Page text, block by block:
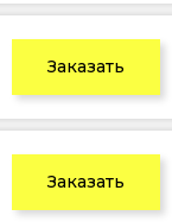
Заказать
Заказать